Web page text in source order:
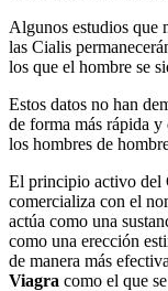
Algunos estudios que
las Cialis
los que el hombre se
Estos datos no han
de forma más rápida
los hombres de
El principio activo del
comercializa con el
actúa como una
como una erección
de manera más
Viagra como el que